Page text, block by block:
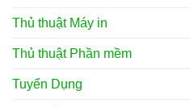
Thủ thuật Máy in
Thủ thuật Phần mềm
Tuyển Dụng